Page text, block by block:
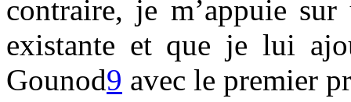
contraire, je m’appuie sur
existante et que je lui
Gounod9 avec le premier